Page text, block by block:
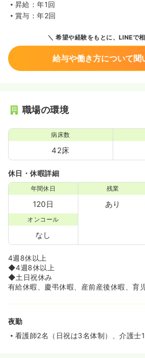
昇給：年1回
賞与：年2回
希望や経験をもとに、LINEで
給与や働き方について聞
職場の環境
病床数
42床
休日・休暇詳細
年間休日
120日
残業
あり
オンコール
なし
4週8休以上
◆4週8休以上
◆土日祝休み
有給休暇、慶弔休暇、産前産後休暇、育
夜勤
看護師2名（日祝は3名体制）、介護士